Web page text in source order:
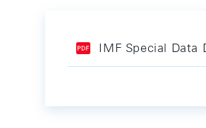
IMF Special Data